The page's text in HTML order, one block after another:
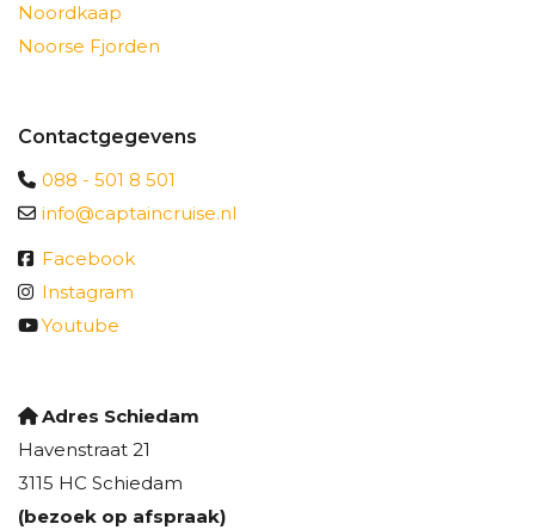
Noordkaap
Noorse Fjorden
Contactgegevens
088 - 501 8 501
info@captaincruise.nl
Facebook
Instagram
Youtube
Adres Schiedam
Havenstraat 21
3115 HC Schiedam
(bezoek op afspraak)